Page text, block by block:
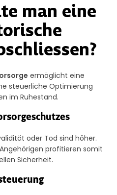
man eine
ermöglicht eine
steuerliche Optimierung
im Ruhestand.
oder Tod sind höher.
profitieren somit
Sicherheit.